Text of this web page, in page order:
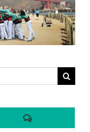
Comentaris